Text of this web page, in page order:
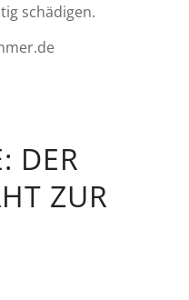
schädigen.
DER
ZUR